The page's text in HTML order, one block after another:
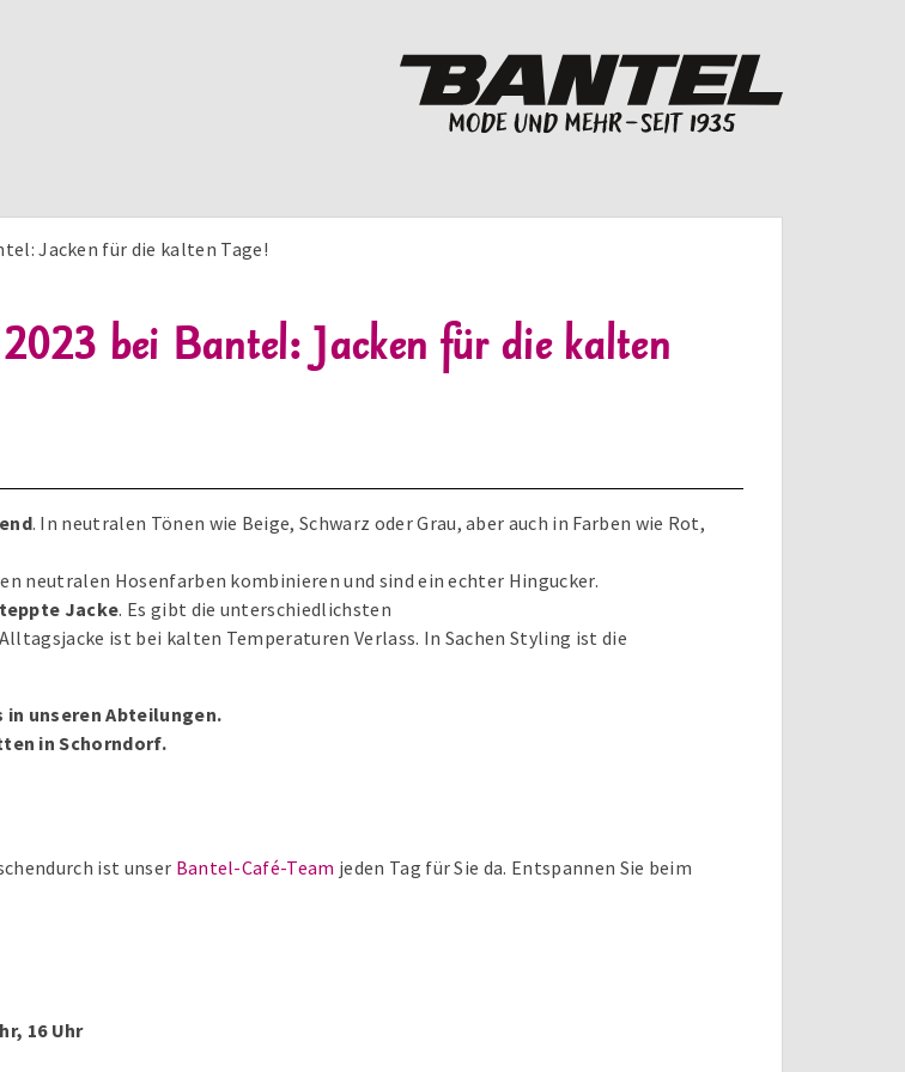
Jacken für die kalten Tage!
bei Bantel: Jacken für die kalten
. In neutralen Tönen wie Beige, Schwarz oder Grau, aber auch in Farben wie Rot,
neutralen Hosenfarben kombinieren und sind ein echter Hingucker.
Jacke. Es gibt die unterschiedlichsten
ist bei kalten Temperaturen Verlass. In Sachen Styling ist die
in unseren Abteilungen.
in Schorndorf.
ist unser Bantel-Café-Team jeden Tag für Sie da. Entspannen Sie beim
16 Uhr